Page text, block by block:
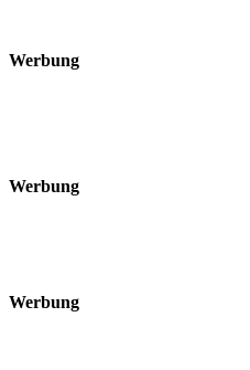
Werbung
Werbung
Werbung